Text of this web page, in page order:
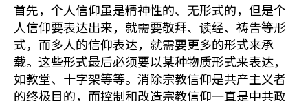
首先，个人信仰虽是精神性的、无形式的，但是个
人信仰要表达出来，就需要敬拜、读经、祷告等形
式，而多人的信仰表达，就需要更多的形式来承
载。这些形式最后必须要以某种物质形式来表达，
如教堂、十字架等等。消除宗教信仰是共产主义者
的终极目的，而控制和改造宗教信仰一直是中共政